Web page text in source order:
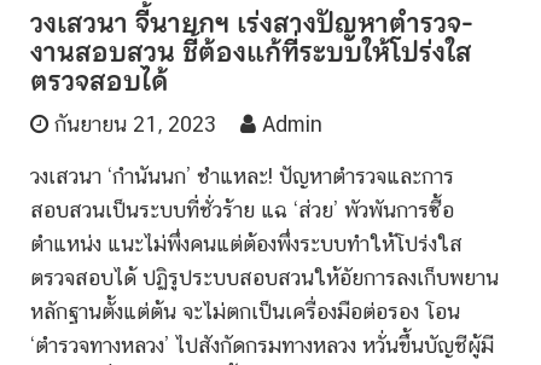
วงเสวนา จี้นายกฯ เร่งสางปัญหาตำรวจ-
งานสอบสวน ชี้ต้องแก้ที่ระบบให้โปร่งใส
ตรวจสอบได้
กันยายน 21, 2023 Admin
วงเสวนา ‘กำนันนก’ ชำแหละ! ปัญหาตำรวจและการ
สอบสวนเป็นระบบที่ชั่วร้าย แฉ ‘ส่วย’ พัวพันการซื้อ
ตำแหน่ง แนะไม่พึ่งคนแต่ต้องพึ่งระบบทำให้โปร่งใส
ตรวจสอบได้ ปฏิรูประบบสอบสวนให้อัยการลงเก็บพยาน
หลักฐานตั้งแต่ต้น จะไม่ตกเป็นเครื่องมือต่อรอง โอน
‘ตำรวจทางหลวง’ ไปสังกัดกรมทางหลวง หวั่นขึ้นบัญชีผู้มี